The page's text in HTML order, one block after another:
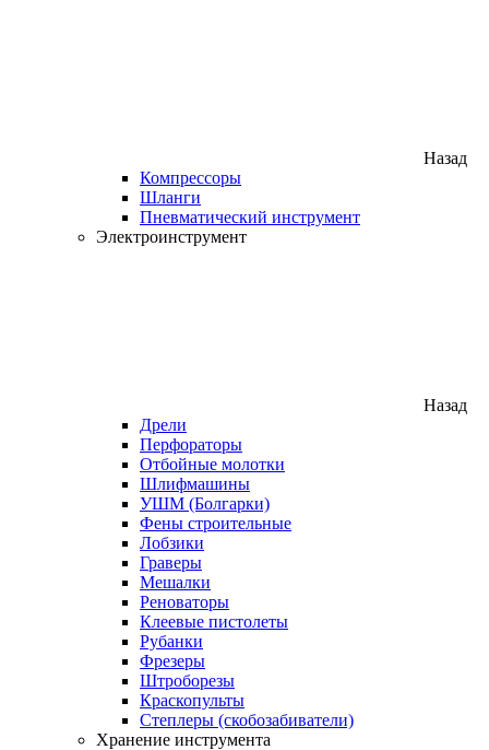
Назад
Компрессоры
Шланги
Пневматический инструмент
Электроинструмент
Назад
Дрели
Перфораторы
Отбойные молотки
Шлифмашины
УШМ (Болгарки)
Фены строительные
Лобзики
Граверы
Мешалки
Реноваторы
Клеевые пистолеты
Рубанки
Фрезеры
Штроборезы
Краскопульты
Степлеры (скобозабиватели)
Хранение инструмента